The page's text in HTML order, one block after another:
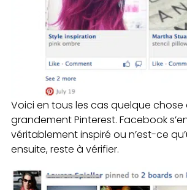
Voici en tous les cas quelque chose
grandement Pinterest. Facebook
véritablement inspiré ou n’est-ce
ensuite, reste à vérifier.